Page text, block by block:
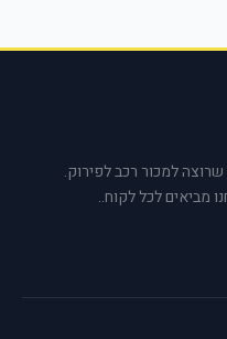
שרוצה למכור רכב לפירוק.
מביאים לכל לקוח..